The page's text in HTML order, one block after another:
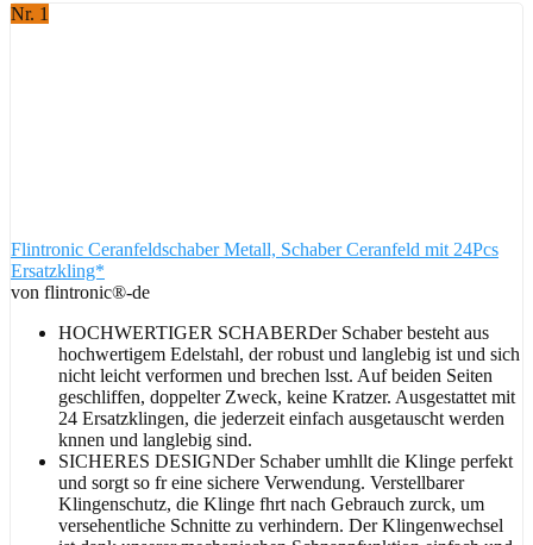
Nr. 1
Flintronic Ceranfeldschaber Metall, Schaber Ceranfeld mit 24Pcs
Ersatzkling*
von flintronic®-de
HOCHWERTIGER SCHABERDer Schaber besteht aus
hochwertigem Edelstahl, der robust und langlebig ist und sich
nicht leicht verformen und brechen lsst. Auf beiden Seiten
geschliffen, doppelter Zweck, keine Kratzer. Ausgestattet mit
24 Ersatzklingen, die jederzeit einfach ausgetauscht werden
knnen und langlebig sind.
SICHERES DESIGNDer Schaber umhllt die Klinge perfekt
und sorgt so fr eine sichere Verwendung. Verstellbarer
Klingenschutz, die Klinge fhrt nach Gebrauch zurck, um
versehentliche Schnitte zu verhindern. Der Klingenwechsel